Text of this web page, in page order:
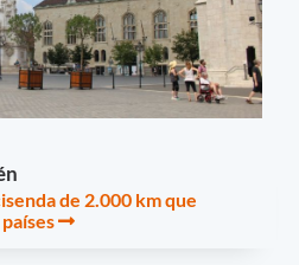
de 2.000 km que